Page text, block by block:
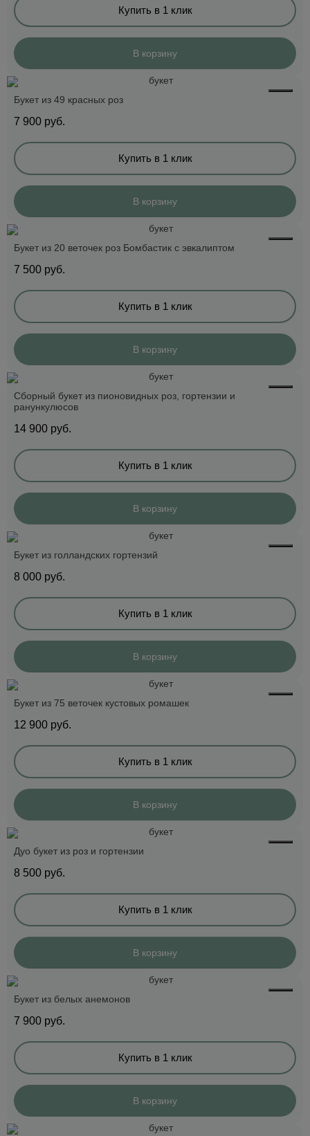
Купить в 1 клик
В корзину
Букет из 49 красных роз
7 900 руб.
Купить в 1 клик
В корзину
Букет из 20 веточек роз Бомбастик с эвкалиптом
7 500 руб.
Купить в 1 клик
В корзину
Сборный букет из пионовидных роз, гортензии и
ранункулюсов
14 900 руб.
Купить в 1 клик
В корзину
Букет из голландских гортензий
8 000 руб.
Купить в 1 клик
В корзину
Букет из 75 веточек кустовых ромашек
12 900 руб.
Купить в 1 клик
В корзину
Дуо букет из роз и гортензии
8 500 руб.
Купить в 1 клик
В корзину
Букет из белых анемонов
7 900 руб.
Купить в 1 клик
В корзину